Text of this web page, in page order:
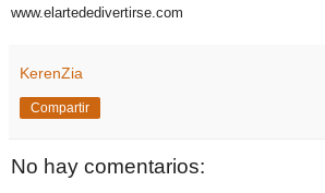
www.elartededivertirse.com
KerenZia
Compartir
No hay comentarios: